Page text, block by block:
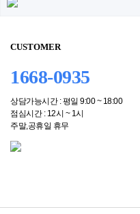
CUSTOMER
1668-0935
상담가능시간 : 평일 9:00 ~ 18:00
점심시간 : 12시 ~ 1시
주말,공휴일 휴무